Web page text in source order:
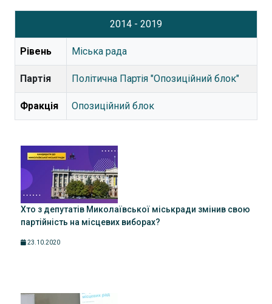
2014 - 2019
Рівень Міська рада
Партія Політична Партія "Опозиційний блок"
Фракція Опозиційний блок
Хто з депутатів Миколаївської міськради змінив свою
партійність на місцевих виборах?
23.10.2020